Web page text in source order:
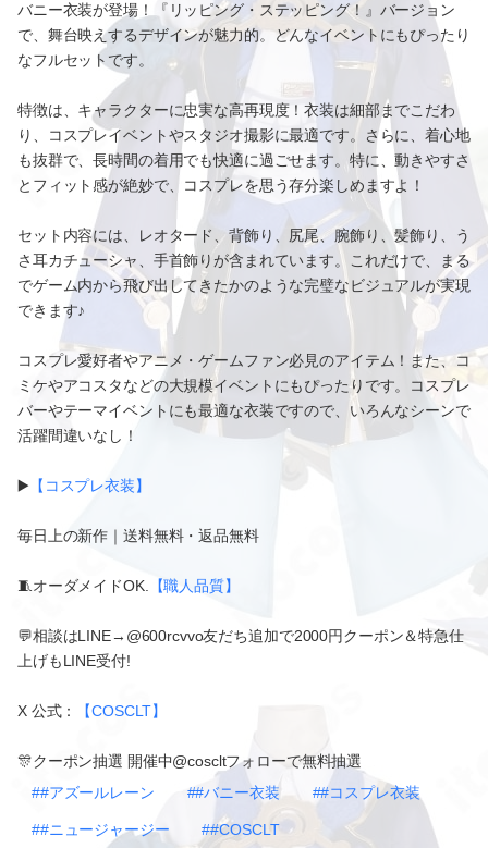
バニー衣装が登場！『リッピング・ステッピング！』バージョン
で、舞台映えするデザインが魅力的。どんなイベントにもぴったり
なフルセットです。
特徴は、キャラクターに忠実な高再現度！衣装は細部までこだわ
り、コスプレイベントやスタジオ撮影に最適です。さらに、着心地
も抜群で、長時間の着用でも快適に過ごせます。特に、動きやすさ
とフィット感が絶妙で、コスプレを思う存分楽しめますよ！
セット内容には、レオタード、背飾り、尻尾、腕飾り、髪飾り、う
さ耳カチューシャ、手首飾りが含まれています。これだけで、まる
でゲーム内から飛び出してきたかのような完璧なビジュアルが実現
できます♪
コスプレ愛好者やアニメ・ゲームファン必見のアイテム！また、コ
ミケやアコスタなどの大規模イベントにもぴったりです。コスプレ
バーやテーマイベントにも最適な衣装ですので、いろんなシーンで
活躍間違いなし！
▶️ 【コスプレ衣装】
毎日上の新作｜送料無料・返品無料
🧵オーダメイドOK. 【職人品質】
💬相談はLINE→@600rcvvo友だち追加で2000円クーポン＆特急仕
上げもLINE受付!
X 公式： 【COSCLT】
🎊クーポン抽選 開催中@coscltフォローで無料抽選
##アズールレーン
##バニー衣装 ##コスプレ衣装
##ニュージャージー ##COSCLT